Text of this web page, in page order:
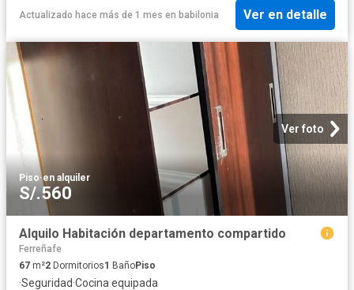
Actualizado hace más de 1 mes en babilonia Ver en detalle
Ver foto
Piso·en alquiler
S/.560
Alquilo Habitación departamento compartido
Ferreñafe
67 m²2 Dormitorios1 BañoPiso
·Seguridad·Cocina equipada